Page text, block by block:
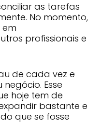
as tarefas
No momento,
profissionais e
de cada vez e
Esse
hoje tem de
bastante e
que se fosse